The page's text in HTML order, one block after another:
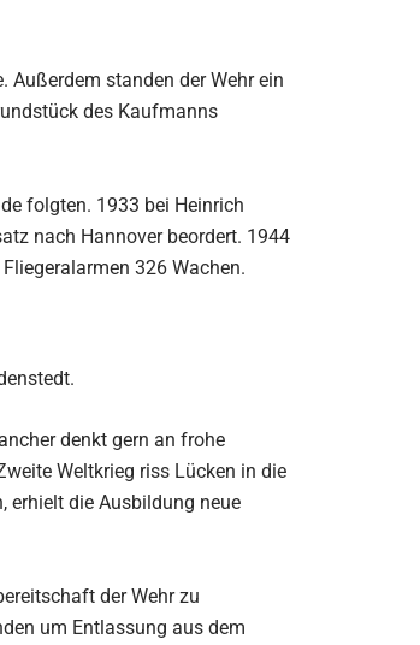
standen der Wehr ein
des Kaufmanns
folgten. 1933 bei Heinrich
nach Hannover beordert. 1944
326 Wachen.
denkt gern an frohe
Weltkrieg riss Lücken in die
erhielt die Ausbildung neue
der Wehr zu
um Entlassung aus dem